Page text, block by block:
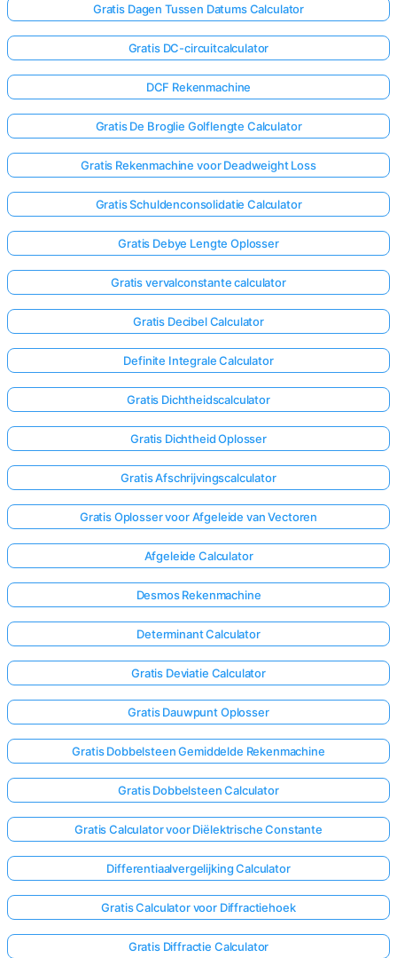
Log
Gratis Dagen Tussen Datums Calculator
Gratis DC-circuitcalculator
DCF Rekenmachine
Gratis De Broglie Golflengte Calculator
Gratis Rekenmachine voor Deadweight Loss
Gratis Schuldenconsolidatie Calculator
Gratis Debye Lengte Oplosser
Gratis vervalconstante calculator
Gratis Decibel Calculator
Definite Integrale Calculator
Gratis Dichtheidscalculator
Gratis Dichtheid Oplosser
Gratis Afschrijvingscalculator
Gratis Oplosser voor Afgeleide van Vectoren
Afgeleide Calculator
Desmos Rekenmachine
Determinant Calculator
Gratis Deviatie Calculator
Gratis Dauwpunt Oplosser
Gratis Dobbelsteen Gemiddelde Rekenmachine
Gratis Dobbelsteen Calculator
Gratis Calculator voor Diëlektrische Constante
Differentiaalvergelijking Calculator
Gratis Calculator voor Diffractiehoek
Gratis Diffractie Calculator